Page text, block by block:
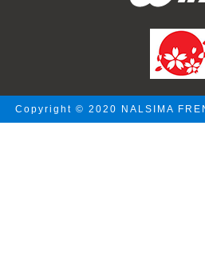
Copyright © 2020 NALSIMA